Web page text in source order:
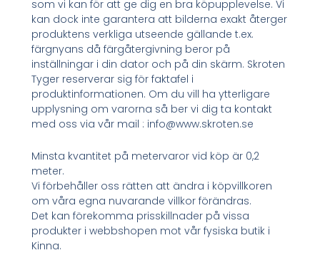
som vi kan för att ge dig en bra köpupplevelse. Vi
kan dock inte garantera att bilderna exakt återger
produktens verkliga utseende gällande t.ex.
färgnyans då färgåtergivning beror på
inställningar i din dator och på din skärm. Skroten
Tyger reserverar sig för faktafel i
produktinformationen. Om du vill ha ytterligare
upplysning om varorna så ber vi dig ta kontakt
med oss via vår mail : info@www.skroten.se
Minsta kvantitet på metervaror vid köp är 0,2
meter.
Vi förbehåller oss rätten att ändra i köpvillkoren
om våra egna nuvarande villkor förändras.
Det kan förekomma prisskillnader på vissa
produkter i webbshopen mot vår fysiska butik i
Kinna.